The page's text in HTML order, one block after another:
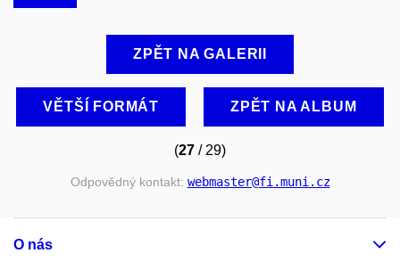
ZPĚT NA GALERII
VĚTŠÍ FORMÁT ZPĚT NA ALBUM
(27 / 29)
Odpovědný kontakt: webmaster@fi.muni.cz
O nás